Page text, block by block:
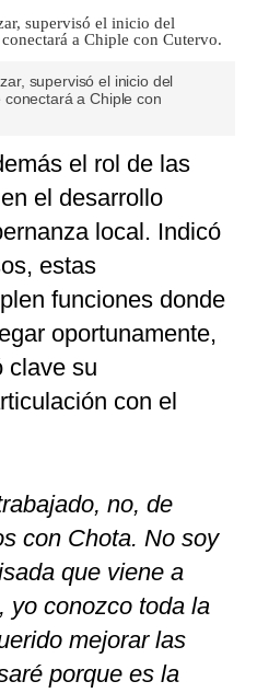
supervisó el inicio del
a Chiple con
el rol de las
el desarrollo
local. Indicó
estas
funciones donde
oportunamente,
clave su
con el
no, de
con Chota. No soy
que viene a
yo conozco toda la
mejorar las
porque es la